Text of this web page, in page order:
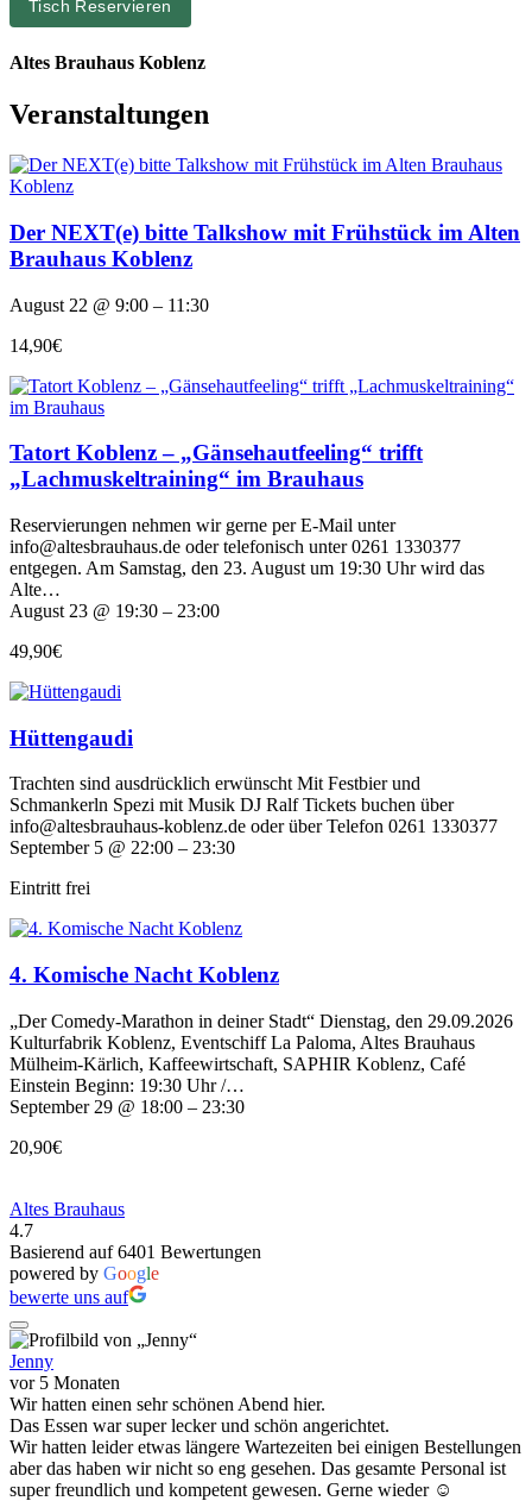
Tisch Reservieren
Altes Brauhaus Koblenz
Veranstaltungen
Der NEXT(e) bitte Talkshow mit Frühstück im Alten
Brauhaus Koblenz
August 22 @ 9:00 – 11:30
14,90€
Tatort Koblenz – „Gänsehautfeeling“ trifft
„Lachmuskeltraining“ im Brauhaus
Reservierungen nehmen wir gerne per E-Mail unter
info@altesbrauhaus.de oder telefonisch unter 0261 1330377
entgegen. Am Samstag, den 23. August um 19:30 Uhr wird das
Alte…
August 23 @ 19:30 – 23:00
49,90€
Hüttengaudi
Trachten sind ausdrücklich erwünscht Mit Festbier und
Schmankerln Spezi mit Musik DJ Ralf Tickets buchen über
info@altesbrauhaus-koblenz.de oder über Telefon 0261 1330377
September 5 @ 22:00 – 23:30
Eintritt frei
4. Komische Nacht Koblenz
„Der Comedy-Marathon in deiner Stadt“ Dienstag, den 29.09.2026
Kulturfabrik Koblenz, Eventschiff La Paloma, Altes Brauhaus
Mülheim-Kärlich, Kaffeewirtschaft, SAPHIR Koblenz, Café
Einstein Beginn: 19:30 Uhr /…
September 29 @ 18:00 – 23:30
20,90€
Altes Brauhaus
4.7
Basierend auf 6401 Bewertungen
powered by Google
bewerte uns auf
Jenny
vor 5 Monaten
Wir hatten einen sehr schönen Abend hier.
Das Essen war super lecker und schön angerichtet.
Wir hatten leider etwas längere Wartezeiten bei einigen Bestellungen
aber das haben wir nicht so eng gesehen. Das gesamte Personal ist
super freundlich und kompetent gewesen. Gerne wieder ☺️